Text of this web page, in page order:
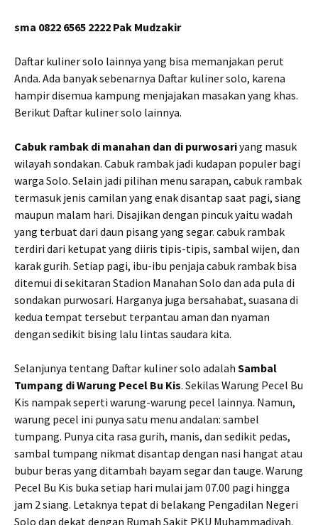
sma 0822 6565 2222 Pak Mudzakir
Daftar kuliner solo lainnya yang bisa memanjakan perut
Anda. Ada banyak sebenarnya Daftar kuliner solo, karena
hampir disemua kampung menjajakan masakan yang khas.
Berikut Daftar kuliner solo lainnya.
Cabuk rambak di manahan dan di purwosariyang masuk
wilayah sondakan. Cabuk rambak jadi kudapan populer bagi
warga Solo. Selain jadi pilihan menu sarapan, cabuk rambak
termasuk jenis camilan yang enak disantap saat pagi, siang
maupun malam hari. Disajikan dengan pincuk yaitu wadah
yang terbuat dari daun pisang yang segar. cabuk rambak
terdiri dari ketupat yang diiris tipis-tipis, sambal wijen, dan
karak gurih. Setiap pagi, ibu-ibu penjaja cabuk rambak bisa
ditemui di sekitaran Stadion Manahan Solo dan ada pula di
sondakan purwosari. Harganya juga bersahabat, suasana di
kedua tempat tersebut terpantau aman dan nyaman
dengan sedikit bising lalu lintas saudara kita.
Selanjunya tentang Daftar kuliner solo adalah Sambal
Tumpang di Warung Pecel Bu Kis. Sekilas Warung Pecel Bu
Kis nampak seperti warung-warung pecel lainnya. Namun,
warung pecel ini punya satu menu andalan: sambel
tumpang. Punya cita rasa gurih, manis, dan sedikit pedas,
sambal tumpang nikmat disantap dengan nasi hangat atau
bubur beras yang ditambah bayam segar dan tauge. Warung
Pecel Bu Kis buka setiap hari mulai jam 07.00 pagi hingga
jam 2 siang. Letaknya tepat di belakang Pengadilan Negeri
Solo dan dekat dengan Rumah Sakit PKU Muhammadiyah.